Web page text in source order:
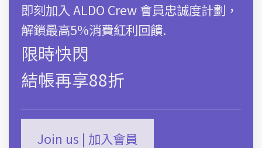
即刻加入 ALDO Crew 會員忠誠度計劃，
解鎖最高5%消費紅利回饋.
限時快閃
結帳再享88折
Join us | 加入會員
加入購物袋
尺碼對照表
商品描述
運送及售後服務